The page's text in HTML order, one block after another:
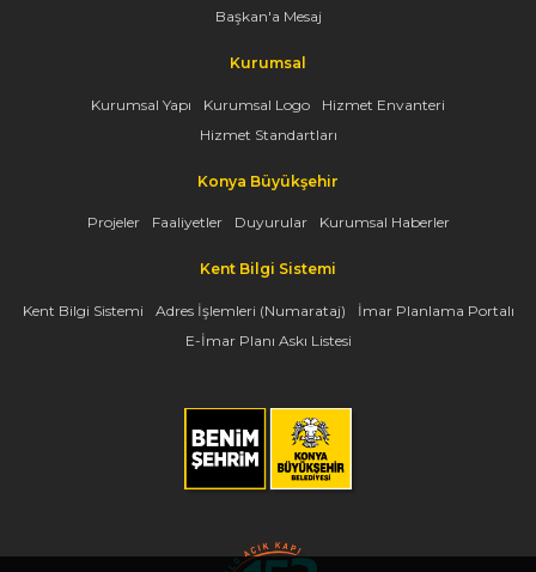
Başkan'a Mesaj
Kurumsal
Kurumsal Yapı Kurumsal Logo
Hizmet Envanteri
Hizmet Standartları
Konya Büyükşehir
Projeler Faaliyetler Duyurular Kurumsal Haberler
Kent Bilgi Sistemi
Kent Bilgi Sistemi Adres İşlemleri (Numarataj)
İmar Planlama Portalı
E-İmar Planı Askı Listesi